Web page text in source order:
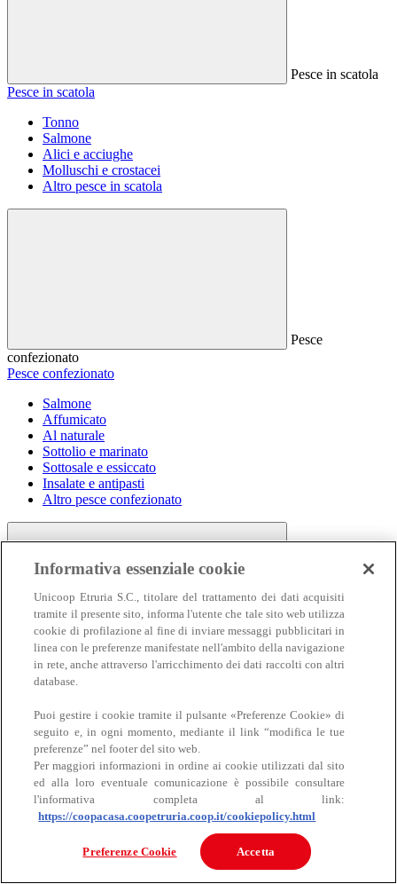
Pesce in scatola
Pesce in scatola
Tonno
Salmone
Alici e acciughe
Molluschi e crostacei
Altro pesce in scatola
Pesce
confezionato
Pesce confezionato
Salmone
Affumicato
Al naturale
Sottolio e marinato
Sottosale e essiccato
Insalate e antipasti
Altro pesce confezionato
Carne
Carne
Bovino
Informativa essenziale cookie
Unicoop Etruria S.C., titolare del trattamento dei dati acquisiti
tramite il presente sito, informa l'utente che tale sito web utilizza
cookie di profilazione al fine di inviare messaggi pubblicitari in
linea con le preferenze manifestate nell'ambito della navigazione
in rete, anche attraverso l'arricchimento dei dati raccolti con altri
database.
Puoi gestire i cookie tramite il pulsante «Preferenze Cookie» di
seguito e, in ogni momento, mediante il link “modifica le tue
preferenze” nel footer del sito web.
Per maggiori informazioni in ordine ai cookie utilizzati dal sito
ed alla loro eventuale comunicazione è possibile consultare
l'informativa completa al link:
https://coopacasa.coopetruria.coop.it/cookiepolicy.html
Preferenze Cookie Accetta